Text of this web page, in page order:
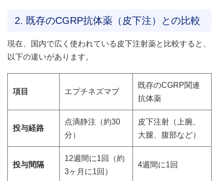
2. 既存のCGRP抗体薬（皮下注）との比較
現在、国内で広く使われている皮下注射薬と比較すると、
以下の違いがあります。
項目 エプチネズマブ
既存のCGRP関連
抗体薬
投与経路
点滴静注（約30
分）
皮下注射（上腕、
大腿、腹部など）
投与間隔
12週間に1回（約
3ヶ月に1回）
4週間に1回